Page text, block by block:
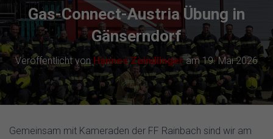
T
I
N
U
M
S
A
Gas-Connect-Austria Übung in
Gänserndorf
Veröffentlicht von Hannes Zeindlingeram 19. Mai 2026
Gemeinsam mit Kameraden der FF Rainbach sind wir am